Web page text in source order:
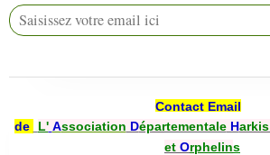
Contact Email
de
L' Association DépartementaleHarkis
et Orphelins